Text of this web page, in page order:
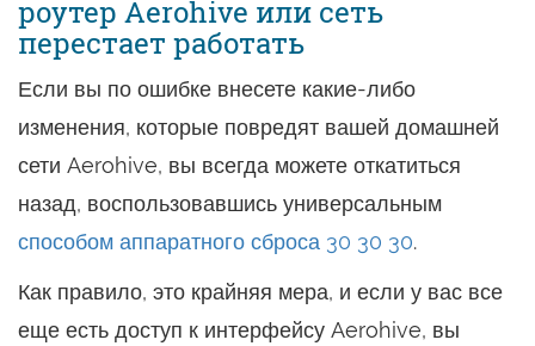
роутер Aerohive или сеть
перестает работать
Если вы по ошибке внесете какие-либо
изменения, которые повредят вашей домашней
сети Aerohive, вы всегда можете откатиться
назад, воспользовавшись универсальным
способом аппаратного сброса 30 30 30.
Как правило, это крайняя мера, и если у вас все
еще есть доступ к интерфейсу Aerohive, вы